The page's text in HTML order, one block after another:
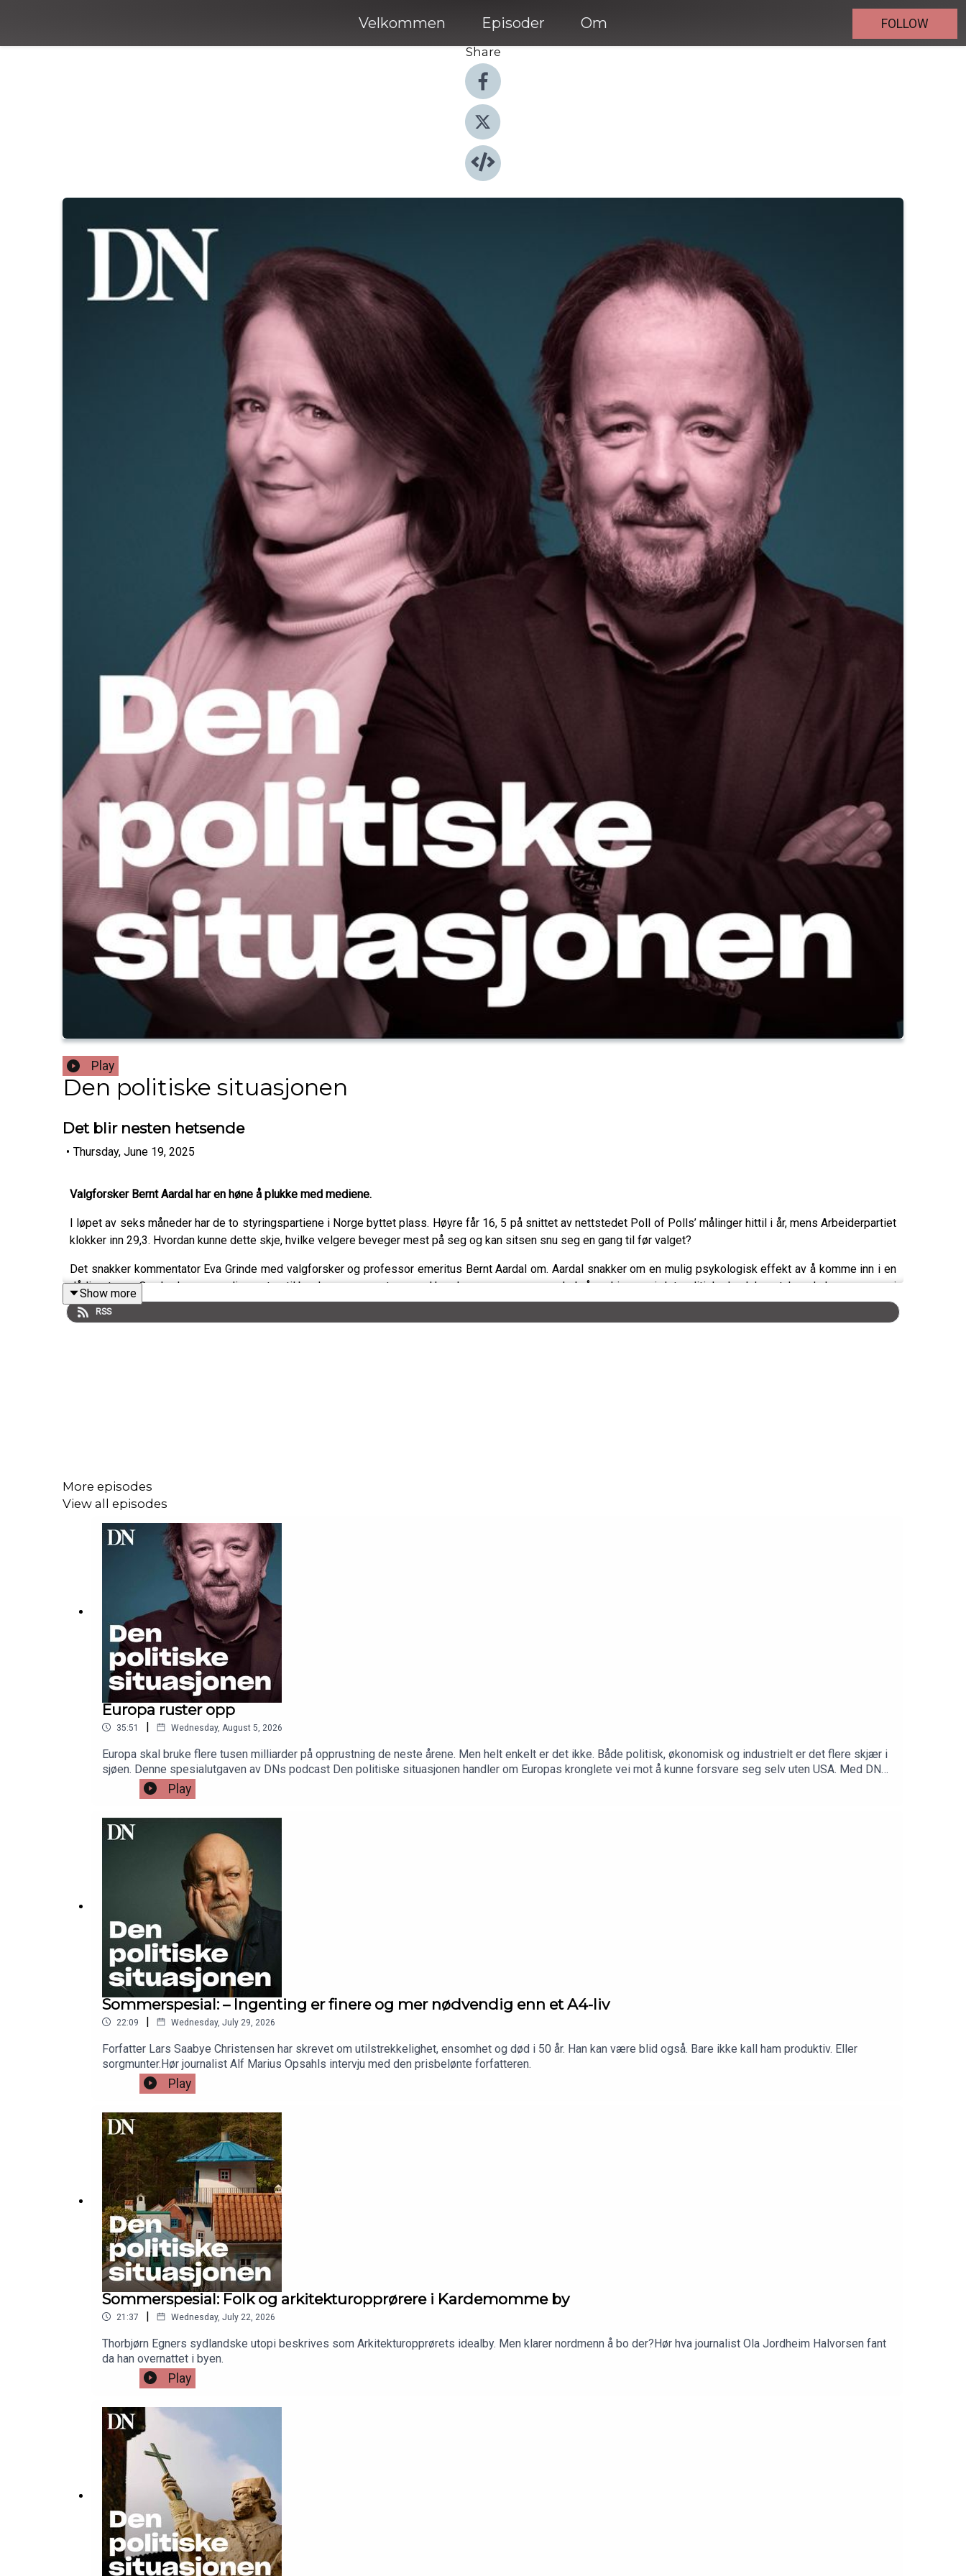
Velkommen Episoder Om
FOLLOW
Share
Play
Den politiske situasjonen
Det blir nesten hetsende
• Thursday, June 19, 2025
Valgforsker Bernt Aardal har en høne å plukke med mediene.
I løpet av seks måneder har de to styringspartiene i Norge byttet plass. Høyre får 16, 5 på snittet av nettstedet Poll of Polls’ målinger hittil i år, mens Arbeiderpartiet
klokker inn 29,3. Hvordan kunne dette skje, hvilke velgere beveger mest på seg og kan sitsen snu seg en gang til før valget?
Det snakker kommentator Eva Grinde med valgforsker og professor emeritus Bernt Aardal om. Aardal snakker om en mulig psykologisk effekt av å komme inn i en
dårlig steam. Og der legger mediene sten til byrden, mener veteranen. Hvordan og mye mer om de brå endringene i det politiske landskapet, kan du høre mer om i
denne episoden av Den politiske situasjonen.
Show more
RSS
More episodes
View all episodes
Europa ruster opp
35:51 | Wednesday, August 5, 2026
Europa skal bruke flere tusen milliarder på opprustning de neste årene. Men helt enkelt er det ikke. Både politisk, økonomisk og industrielt er det flere skjær i
sjøen. Denne spesialutgaven av DNs podcast Den politiske situasjonen handler om Europas kronglete vei mot å kunne forsvare seg selv uten USA. Med DNs
kommentatorer Simen Ekern og Sverre Strandhagen. Programleder er politisk redaktør Frithjof Jacobsen.
Play
Sommerspesial: – Ingenting er finere og mer nødvendig enn et A4-liv
22:09 | Wednesday, July 29, 2026
Forfatter Lars Saabye Christensen har skrevet om utilstrekkelighet, ensomhet og død i 50 år. Han kan være blid også. Bare ikke kall ham produktiv. Eller
sorgmunter.Hør journalist Alf Marius Opsahls intervju med den prisbelønte forfatteren.
Play
Sommerspesial: Folk og arkitektur­opprørere i Kardemomme by
21:37 | Wednesday, July 22, 2026
Thorbjørn Egners sydlandske utopi beskrives som Arkitekturopprørets idealby. Men klarer nordmenn å bo der?Hør hva journalist Ola Jordheim Halvorsen fant
da han overnattet i byen.
Play